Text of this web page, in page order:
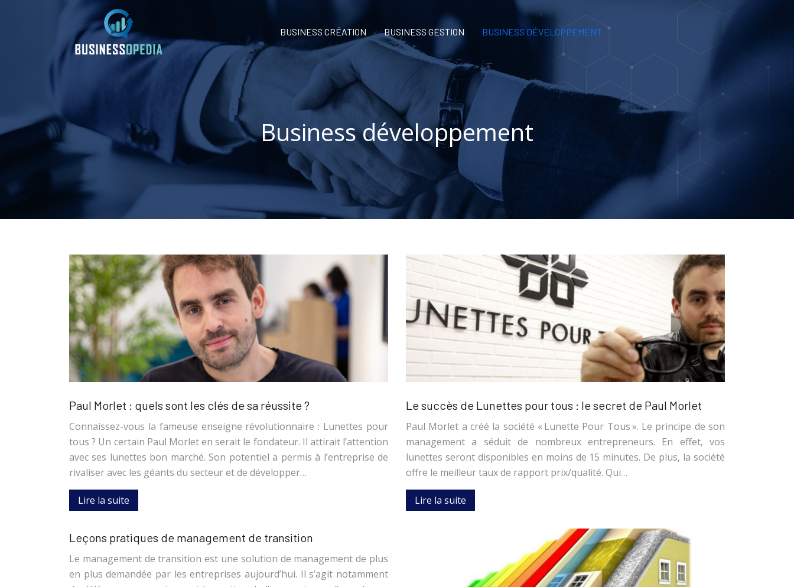
BUSINESS CRÉATION BUSINESS GESTION BUSINESS DÉVELOPPEMENT
Business développement
Paul Morlet : quels sont les clés de sa réussite ?
Connaissez-vous la fameuse enseigne révolutionnaire : Lunettes pour
tous ? Un certain Paul Morlet en serait le fondateur. Il attirait l’attention
avec ses lunettes bon marché. Son potentiel a permis à l’entreprise de
rivaliser avec les géants du secteur et de développer…
Lire la suite
Le succès de Lunettes pour tous : le secret de Paul Morlet
Paul Morlet a créé la société « Lunette Pour Tous ». Le principe de son
management a séduit de nombreux entrepreneurs. En effet, vos
lunettes seront disponibles en moins de 15 minutes. De plus, la société
offre le meilleur taux de rapport prix/qualité. Qui…
Lire la suite
Leçons pratiques de management de transition
Le management de transition est une solution de management de plus
en plus demandée par les entreprises aujourd’hui. Il s’agit notamment